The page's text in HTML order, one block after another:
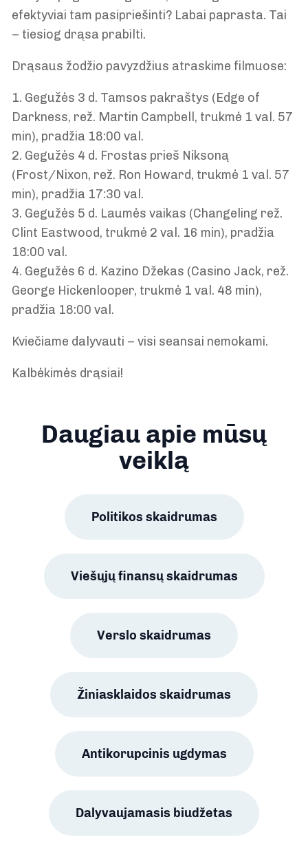
efektyviai tam pasipriešinti? Labai paprasta. Tai
– tiesiog drąsa prabilti.
Drąsaus žodžio pavyzdžius atraskime filmuose:
1. Gegužės 3 d. Tamsos pakraštys (Edge of
Darkness, rež. Martin Campbell, trukmė 1 val. 57
min), pradžia 18:00 val.
2. Gegužės 4 d. Frostas prieš Niksoną
(Frost/Nixon, rež. Ron Howard, trukmė 1 val. 57
min), pradžia 17:30 val.
3. Gegužės 5 d. Laumės vaikas (Changeling rež.
Clint Eastwood, trukmė 2 val. 16 min), pradžia
18:00 val.
4. Gegužės 6 d. Kazino Džekas (Casino Jack, rež.
George Hickenlooper, trukmė 1 val. 48 min),
pradžia 18:00 val.
Kviečiame dalyvauti – visi seansai nemokami.
Kalbėkimės drąsiai!
Daugiau apie mūsų
veiklą
Politikos skaidrumas
Viešųjų finansų skaidrumas
Verslo skaidrumas
Žiniasklaidos skaidrumas
Antikorupcinis ugdymas
Dalyvaujamasis biudžetas